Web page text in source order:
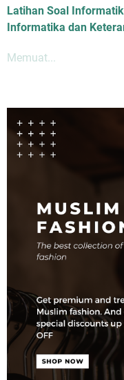
Latihan Soal
Informatika dan
Memuat...